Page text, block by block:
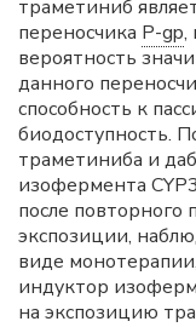
траметиниб
переносчика P-gp,
вероятность
данного
способность к
биодоступность.
траметиниба и
изофермента
после повторного
экспозиции,
виде
индуктор
на экспозицию